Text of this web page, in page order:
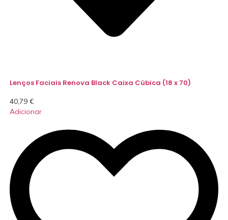
Lenços Faciais Renova Black Caixa Cúbica (18 x 70)
40,79 €
Adicionar